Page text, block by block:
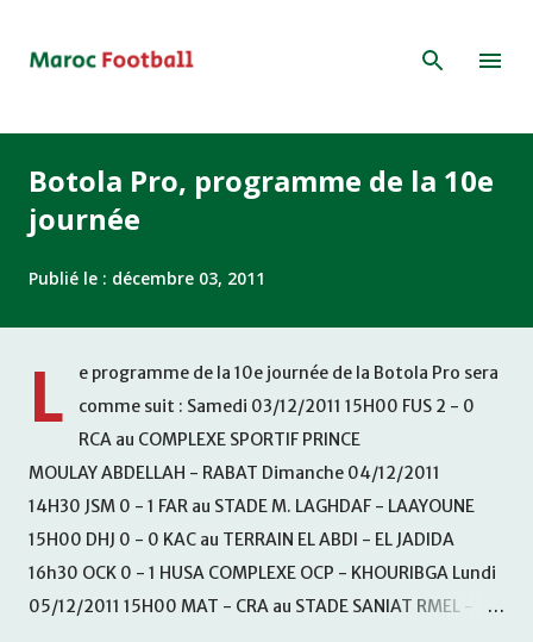
Botola Pro, programme de la 10e
journée
Publié le : décembre 03, 2011
L
e programme de la 10e journée de la Botola Pro sera
comme suit : Samedi 03/12/2011 15H00 FUS 2 - 0
RCA au COMPLEXE SPORTIF PRINCE
MOULAY ABDELLAH - RABAT Dimanche 04/12/2011
14H30 JSM 0 - 1 FAR au STADE M. LAGHDAF - LAAYOUNE
15H00 DHJ 0 - 0 KAC au TERRAIN EL ABDI - EL JADIDA
16h30 OCK 0 - 1 HUSA COMPLEXE OCP - KHOURIBGA Lundi
05/12/2011 15H00 MAT - CRA au STADE SANIAT RMEL -